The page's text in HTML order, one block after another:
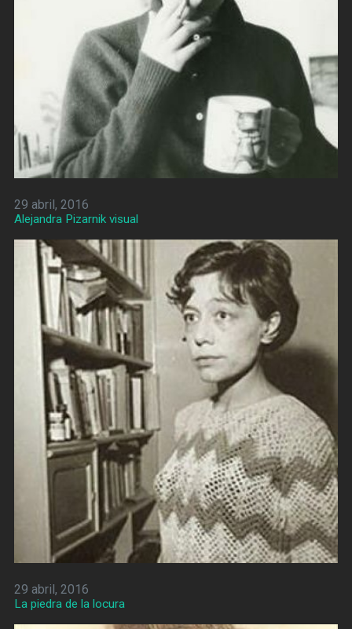
29 abril, 2016
Alejandra Pizarnik visual
29 abril, 2016
La piedra de la locura